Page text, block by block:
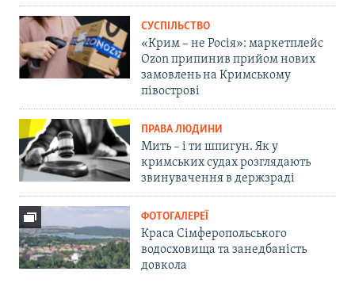
СУСПІЛЬСТВО
«Крим – не Росія»: маркетплейс
Ozon припинив прийом нових
замовлень на Кримському
півострові
ПРАВА ЛЮДИНИ
Мить – і ти шпигун. Як у
кримських судах розглядають
звинувачення в держзраді
ФОТОГАЛЕРЕЇ
Краса Сімферопольського
водосховища та занедбаність
довкола